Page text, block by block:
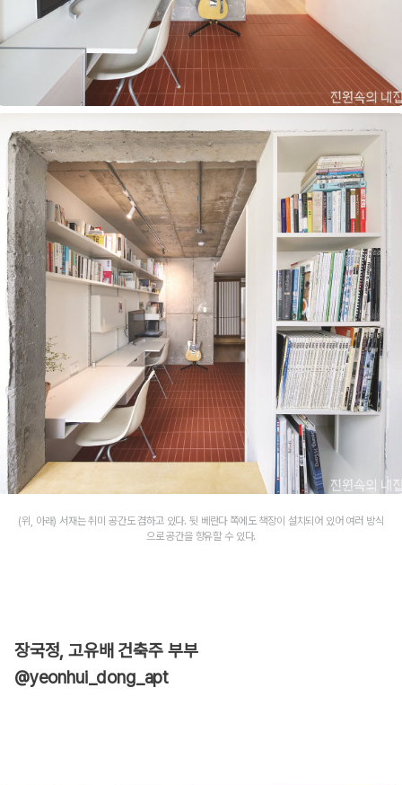
(위, 아래) 서재는 취미 공간도 겸하고 있다. 뒷 베란다 쪽에도 책장이 설치되어 있어 여러 방식
으로 공간을 향유할 수 있다.
장국정, 고유배 건축주 부부
@yeonhui_dong_apt